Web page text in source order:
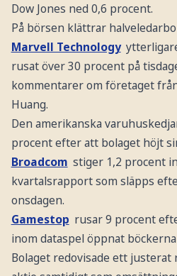
Dow Jones ned 0,6 procent.
På börsen klättrar
Marvell Technology
rusat över 30 procent på
kommentarer om företaget
Huang.
Den amerikanska
procent efter att bolaget höjt
Broadcom stiger 1,2 procent
kvartalsrapport som släpps
onsdagen.
Gamestop rusar 9 procent
inom dataspel öppnat
Bolaget redovisade ett